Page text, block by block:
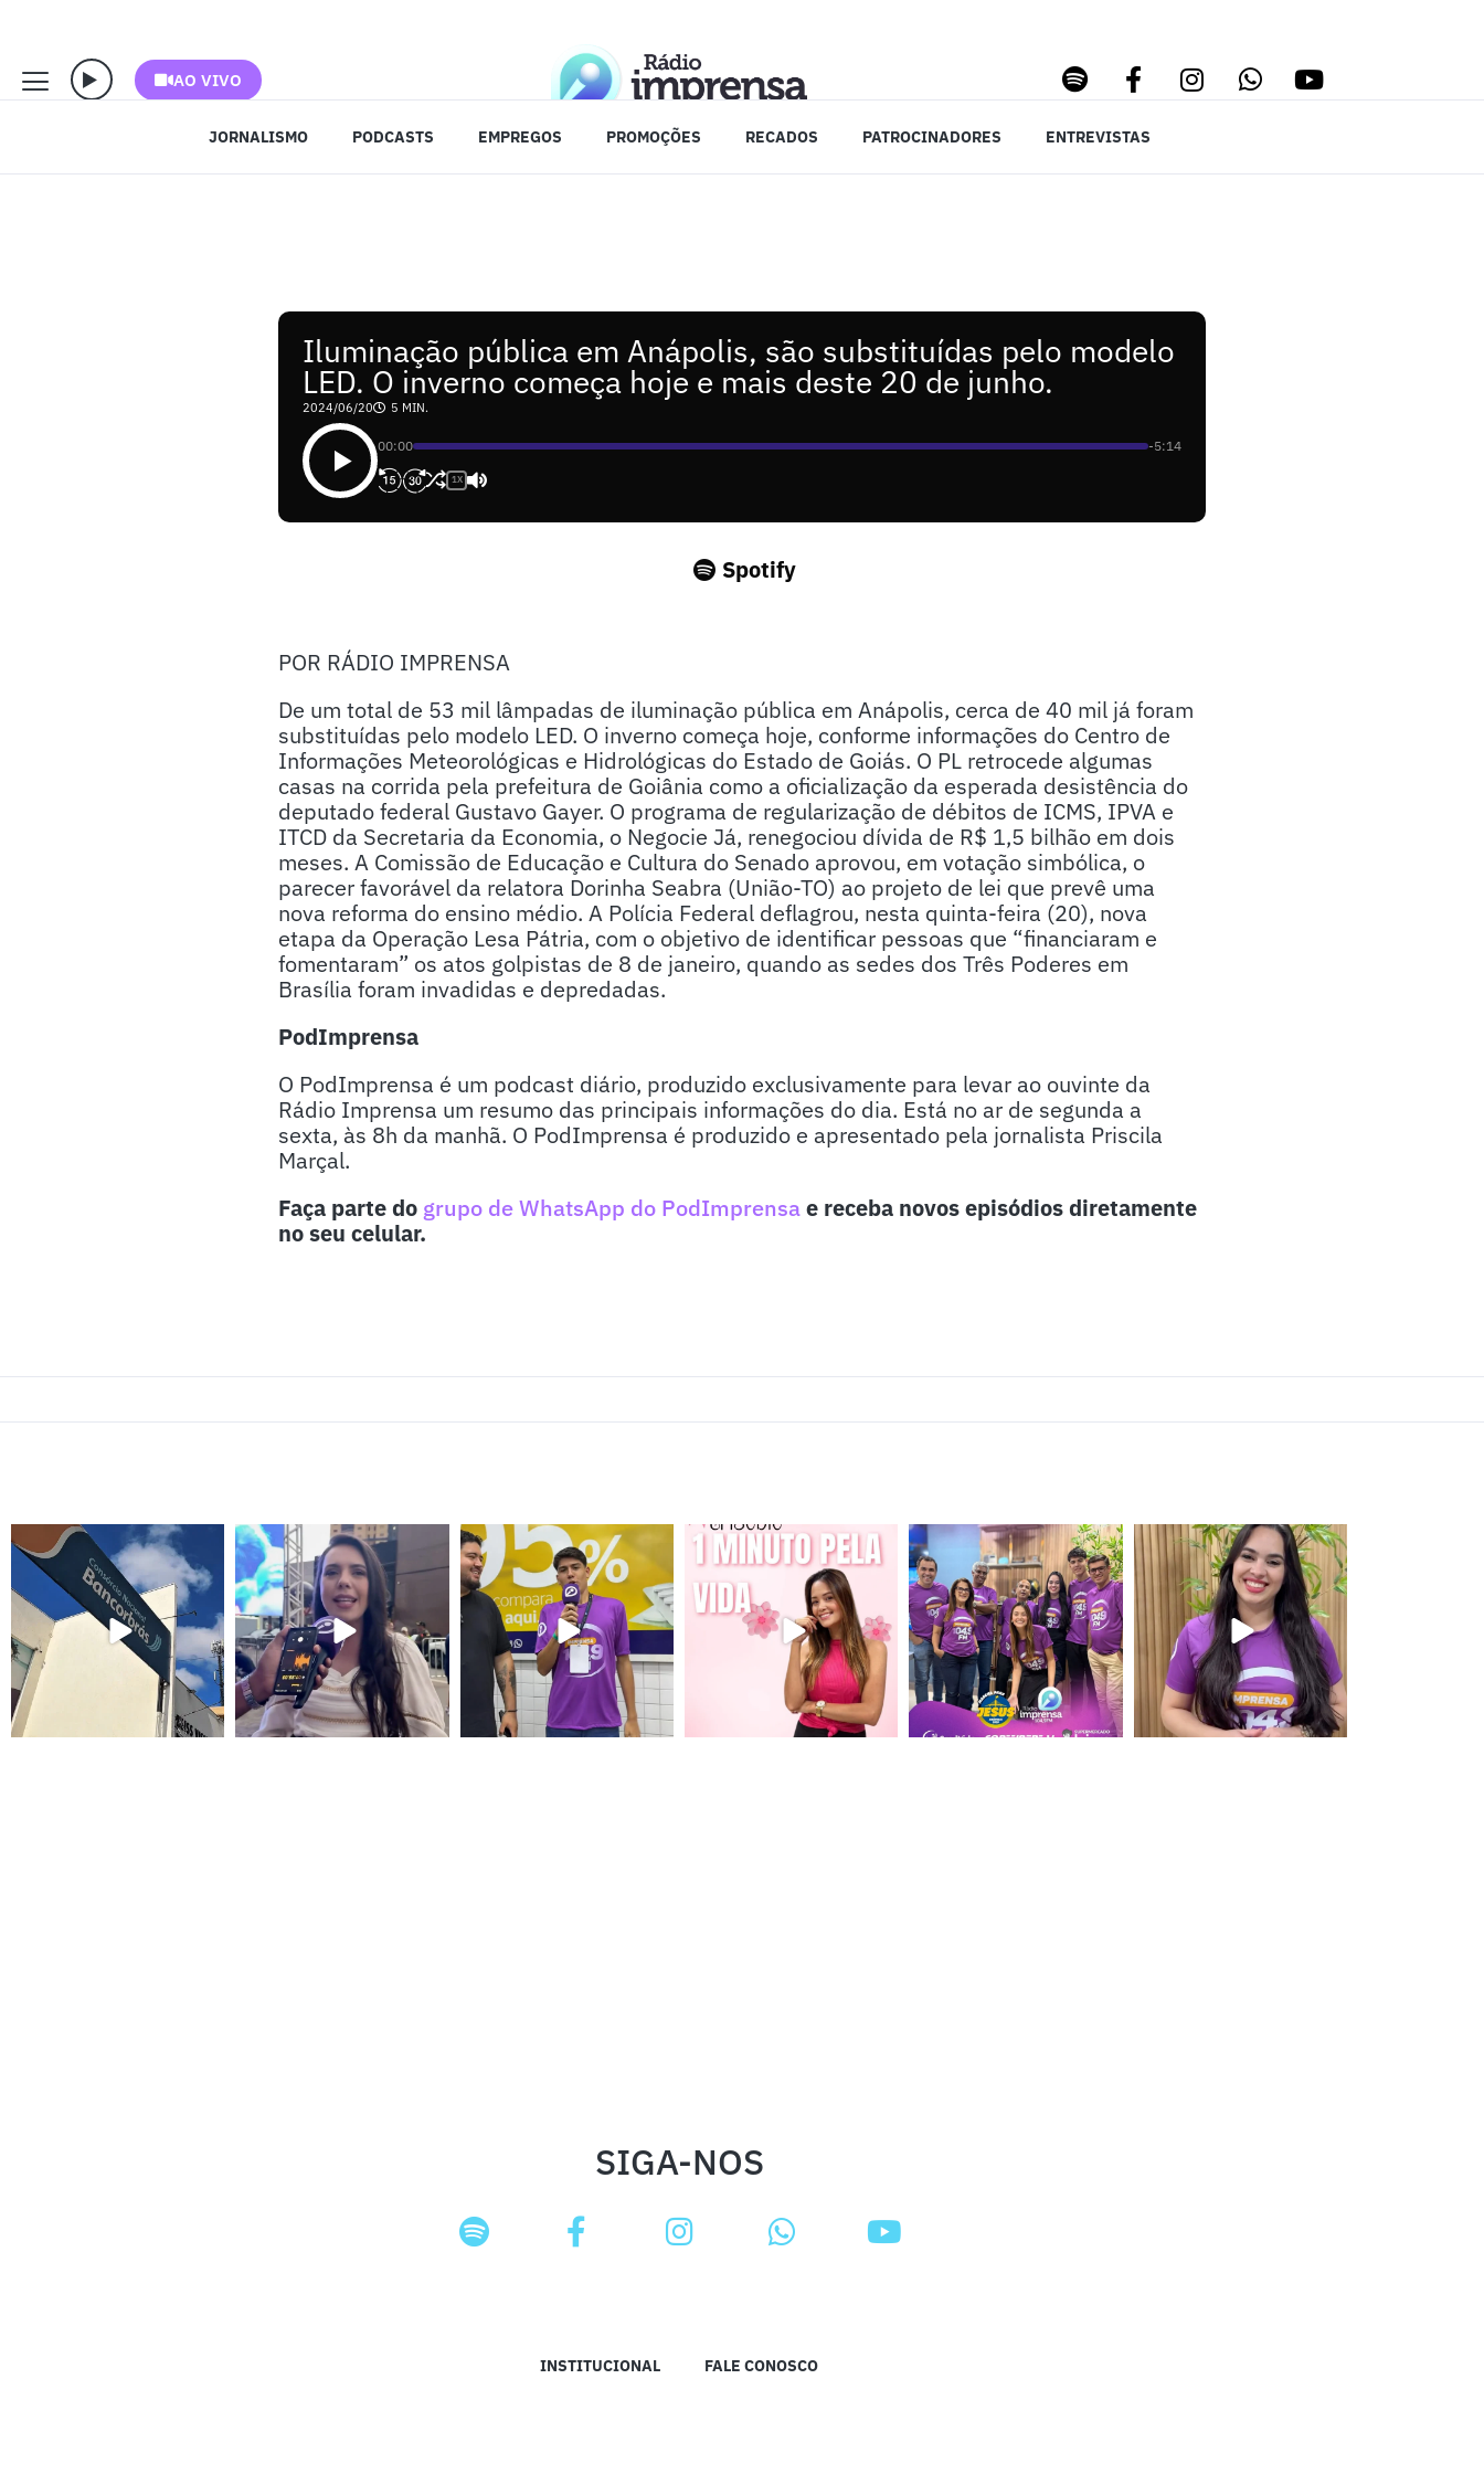
AO VIVO
JORNALISMO PODCASTS EMPREGOS PROMOÇÕES RECADOS PATROCINADORES ENTREVISTAS
Iluminação pública em Anápolis, são substituídas pelo modelo
LED. O inverno começa hoje e mais deste 20 de junho.
2024/06/20 5 MIN.
00:00 -5:14
1X
Spotify
POR RÁDIO IMPRENSA
De um total de 53 mil lâmpadas de iluminação pública em Anápolis, cerca de 40 mil já foram
substituídas pelo modelo LED. O inverno começa hoje, conforme informações do Centro de
Informações Meteorológicas e Hidrológicas do Estado de Goiás. O PL retrocede algumas
casas na corrida pela prefeitura de Goiânia como a oficialização da esperada desistência do
deputado federal Gustavo Gayer. O programa de regularização de débitos de ICMS, IPVA e
ITCD da Secretaria da Economia, o Negocie Já, renegociou dívida de R$ 1,5 bilhão em dois
meses. A Comissão de Educação e Cultura do Senado aprovou, em votação simbólica, o
parecer favorável da relatora Dorinha Seabra (União-TO) ao projeto de lei que prevê uma
nova reforma do ensino médio. A Polícia Federal deflagrou, nesta quinta-feira (20), nova
etapa da Operação Lesa Pátria, com o objetivo de identificar pessoas que “financiaram e
fomentaram” os atos golpistas de 8 de janeiro, quando as sedes dos Três Poderes em
Brasília foram invadidas e depredadas.
PodImprensa
O PodImprensa é um podcast diário, produzido exclusivamente para levar ao ouvinte da
Rádio Imprensa um resumo das principais informações do dia. Está no ar de segunda a
sexta, às 8h da manhã. O PodImprensa é produzido e apresentado pela jornalista Priscila
Marçal.
Faça parte do grupo de WhatsApp do PodImprensae receba novos episódios diretamente
no seu celular.
SIGA-NOS
INSTITUCIONAL FALE CONOSCO